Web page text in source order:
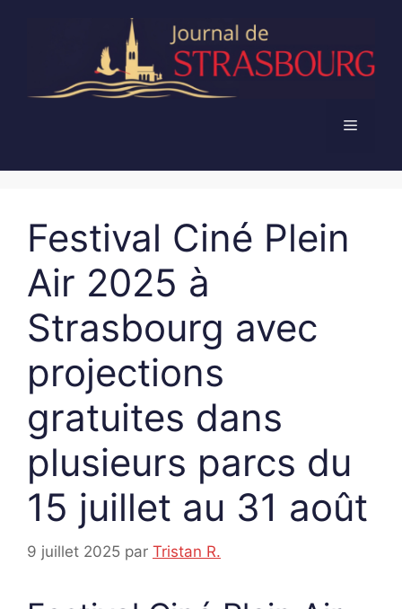
Menu
Festival Ciné Plein
Air 2025 à
Strasbourg avec
projections
gratuites dans
plusieurs parcs du
15 juillet au 31 août
9 juillet 2025 par Tristan R.